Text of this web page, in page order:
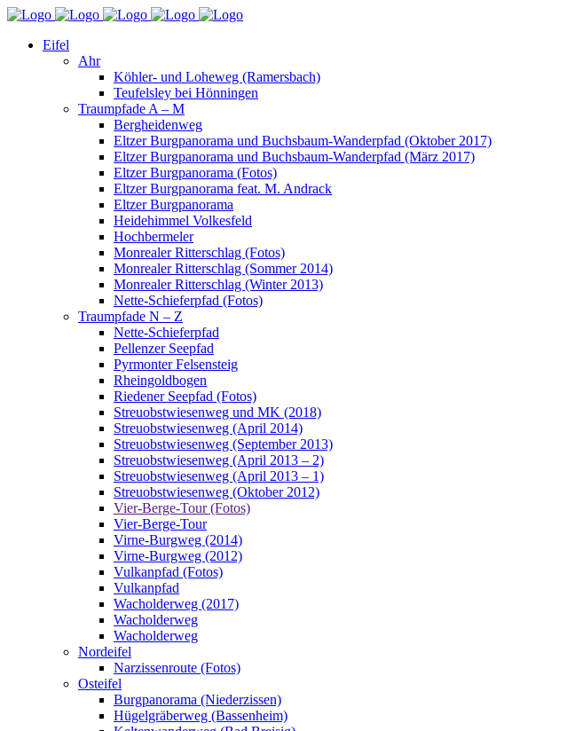
Eifel
Ahr
Köhler- und Loheweg (Ramersbach)
Teufelsley bei Hönningen
Traumpfade A – M
Bergheidenweg
Eltzer Burgpanorama und Buchsbaum-Wanderpfad (Oktober 2017)
Eltzer Burgpanorama und Buchsbaum-Wanderpfad (März 2017)
Eltzer Burgpanorama (Fotos)
Eltzer Burgpanorama feat. M. Andrack
Eltzer Burgpanorama
Heidehimmel Volkesfeld
Hochbermeler
Monrealer Ritterschlag (Fotos)
Monrealer Ritterschlag (Sommer 2014)
Monrealer Ritterschlag (Winter 2013)
Nette-Schieferpfad (Fotos)
Traumpfade N – Z
Nette-Schieferpfad
Pellenzer Seepfad
Pyrmonter Felsensteig
Rheingoldbogen
Riedener Seepfad (Fotos)
Streuobstwiesenweg und MK (2018)
Streuobstwiesenweg (April 2014)
Streuobstwiesenweg (September 2013)
Streuobstwiesenweg (April 2013 – 2)
Streuobstwiesenweg (April 2013 – 1)
Streuobstwiesenweg (Oktober 2012)
Vier-Berge-Tour (Fotos)
Vier-Berge-Tour
Virne-Burgweg (2014)
Virne-Burgweg (2012)
Vulkanpfad (Fotos)
Vulkanpfad
Wacholderweg (2017)
Wacholderweg
Wacholderweg
Nordeifel
Narzissenroute (Fotos)
Osteifel
Burgpanorama (Niederzissen)
Hügelgräberweg (Bassenheim)